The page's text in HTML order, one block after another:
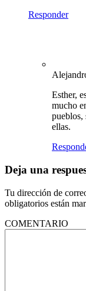
Responder
Esther,
mucho
pueblos,
ellas.
Deja una
Tu dirección de
obligatorios están
COMENTARIO